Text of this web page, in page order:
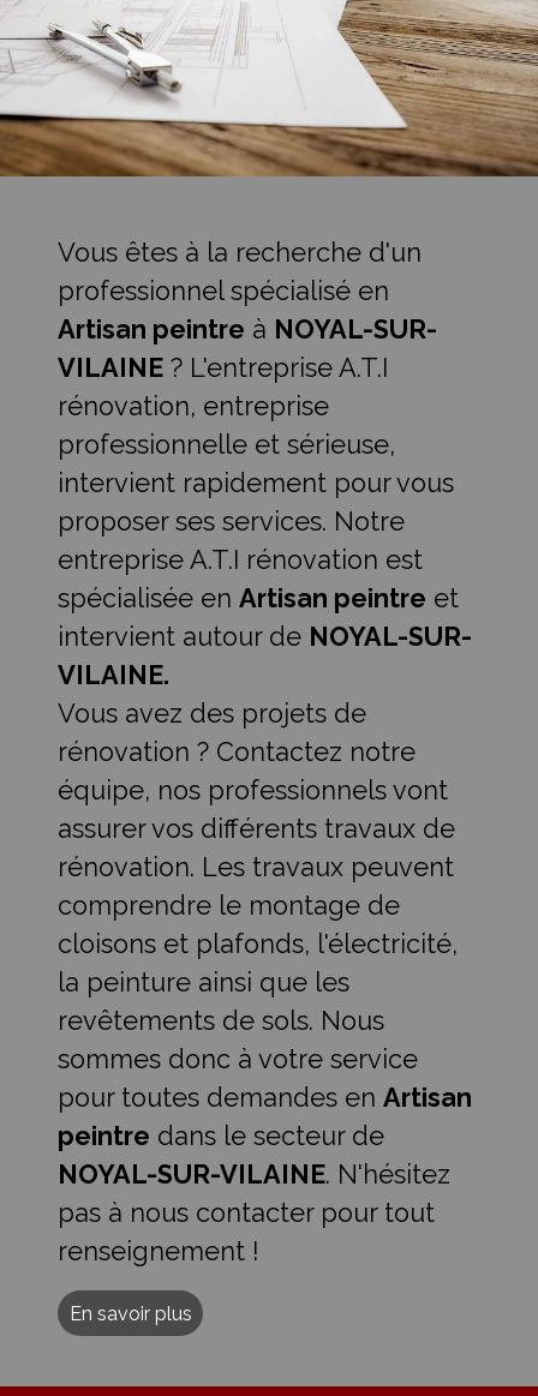
Vous êtes à la recherche d'un
professionnel spécialisé en
Artisan peintre à NOYAL-SUR-
VILAINE ? L'entreprise A.T.I
rénovation, entreprise
professionnelle et sérieuse,
intervient rapidement pour vous
proposer ses services. Notre
entreprise A.T.I rénovation est
spécialisée en Artisan peintre et
intervient autour de NOYAL-SUR-
VILAINE.
Vous avez des projets de
rénovation ? Contactez notre
équipe, nos professionnels vont
assurer vos différents travaux de
rénovation. Les travaux peuvent
comprendre le montage de
cloisons et plafonds, l'électricité,
la peinture ainsi que les
revêtements de sols. Nous
sommes donc à votre service
pour toutes demandes en Artisan
peintre dans le secteur de
NOYAL-SUR-VILAINE. N'hésitez
pas à nous contacter pour tout
renseignement !
En savoir plus